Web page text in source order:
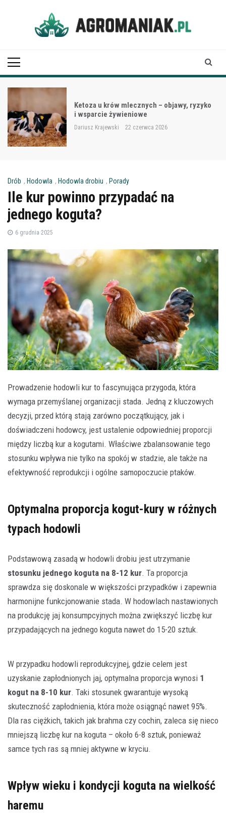
Ketoza u krów mlecznych – objawy, ryzyko
i wsparcie żywieniowe
Dariusz Krajewski 22 czerwca 2026
Drób , Hodowla , Hodowla drobiu , Porady
Ile kur powinno przypadać na
jednego koguta?
6 grudnia 2025
Prowadzenie hodowli kur to fascynująca przygoda, która
wymaga przemyślanej organizacji stada. Jedną z kluczowych
decyzji, przed którą stają zarówno początkujący, jak i
doświadczeni hodowcy, jest ustalenie odpowiedniej proporcji
między liczbą kur a kogutami. Właściwe zbalansowanie tego
stosunku wpływa nie tylko na spokój w stadzie, ale także na
efektywność reprodukcji i ogólne samopoczucie ptaków.
Optymalna proporcja kogut-kury w różnych
typach hodowli
Podstawową zasadą w hodowli drobiu jest utrzymanie
stosunku jednego koguta na 8-12 kur. Ta proporcja
sprawdza się doskonale w większości przypadków i zapewnia
harmonijne funkcjonowanie stada. W hodowlach nastawionych
na produkcję jaj konsumpcyjnych można zwiększyć liczbę kur
przypadających na jednego koguta nawet do 15-20 sztuk.
W przypadku hodowli reprodukcyjnej, gdzie celem jest
uzyskanie zapłodnionych jaj, optymalna proporcja wynosi 1
kogut na 8-10 kur. Taki stosunek gwarantuje wysoką
skuteczność zapłodnienia, która może osiągnąć nawet 95%.
Dla ras ciężkich, takich jak brahma czy cochin, zaleca się nieco
mniejszą liczbę kur na koguta – około 6-8 sztuk, ponieważ
samce tych ras są mniej aktywne w kryciu.
Wpływ wieku i kondycji koguta na wielkość
haremu